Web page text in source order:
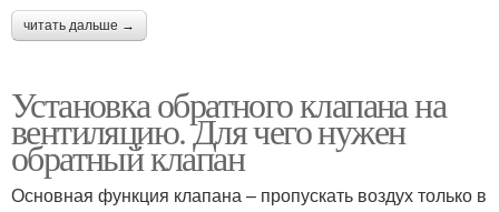
читать дальше →
Установка обратного клапана на
вентиляцию. Для чего нужен
обратный клапан
Основная функция клапана – пропускать воздух только в